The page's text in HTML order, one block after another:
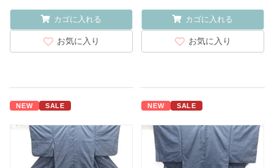
カゴに入れる
お気に入り
カゴに入れる
お気に入り
NEW SALE NEW SALE